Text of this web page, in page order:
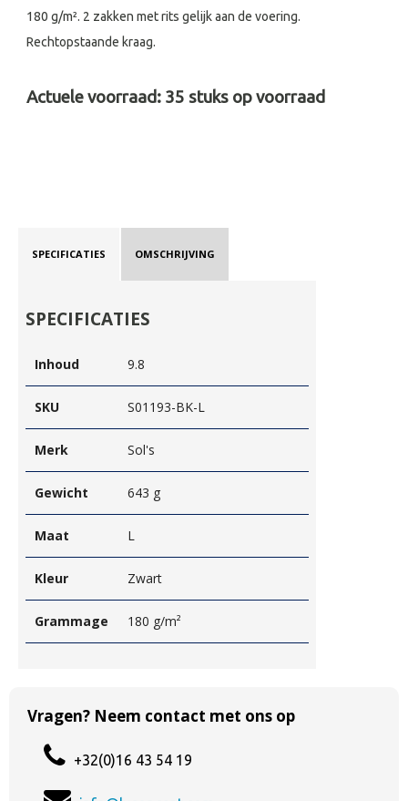
180 g/m². 2 zakken met rits gelijk aan de voering.
Rechtopstaande kraag.
Actuele voorraad: 35 stuks op voorraad
SPECIFICATIES OMSCHRIJVING
SPECIFICATIES
Inhoud 9.8
SKU S01193-BK-L
Merk Sol's
Gewicht 643 g
Maat L
Kleur Zwart
Grammage 180 g/m²
Vragen? Neem contact met ons op
+32(0)16 43 54 19